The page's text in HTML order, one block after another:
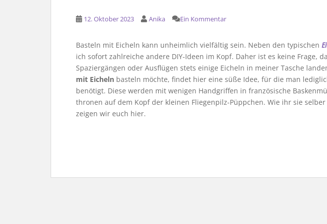
12. Oktober 2023 Anika Ein Kommentar
Basteln mit Eicheln kann unheimlich vielfältig sein. Neben den typischen
ich sofort zahlreiche andere DIY-Ideen im Kopf. Daher ist es keine Frage,
Spaziergängen oder Ausflügen stets einige Eicheln in meiner Tasche
mit Eicheln basteln möchte, findet hier eine süße Idee, für die man
benötigt. Diese werden mit wenigen Handgriffen in französische
thronen auf dem Kopf der kleinen Fliegenpilz-Püppchen. Wie ihr sie
zeigen wir euch hier.